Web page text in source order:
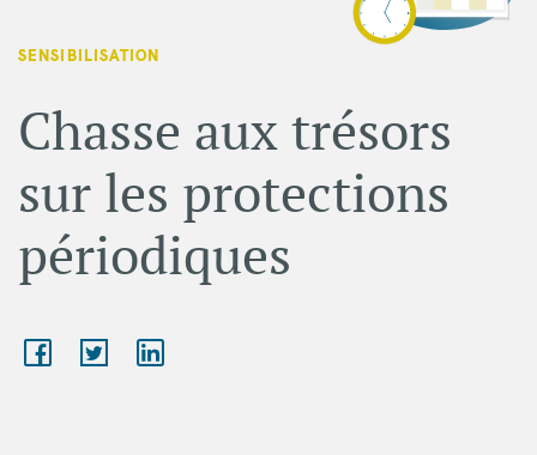
SENSIBILISATION
Chasse aux trésors
sur les protections
périodiques